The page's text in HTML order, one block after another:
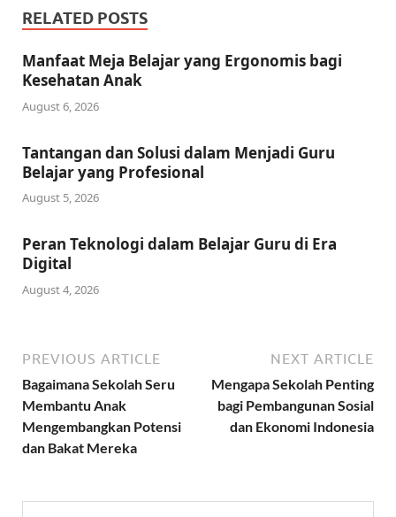
RELATED POSTS
Manfaat Meja Belajar yang Ergonomis bagi
Kesehatan Anak
August 6, 2026
Tantangan dan Solusi dalam Menjadi Guru
Belajar yang Profesional
August 5, 2026
Peran Teknologi dalam Belajar Guru di Era
Digital
August 4, 2026
PREVIOUS ARTICLE
Bagaimana Sekolah Seru
Membantu Anak
Mengembangkan Potensi
dan Bakat Mereka
NEXT ARTICLE
Mengapa Sekolah Penting
bagi Pembangunan Sosial
dan Ekonomi Indonesia